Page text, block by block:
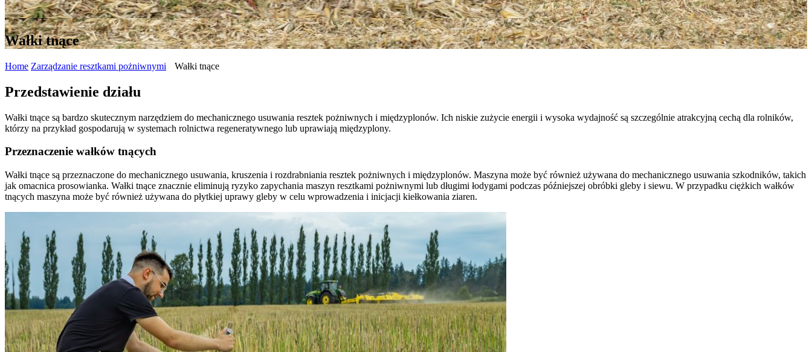
Wałki tnące
Home Zarządzanie resztkami pożniwnymi Wałki tnące
Przedstawienie działu
Wałki tnące są bardzo skutecznym narzędziem do mechanicznego usuwania resztek pożniwnych i międzyplonów. Ich niskie zużycie energii i wysoka wydajność są szczególnie atrakcyjną cechą dla rolników,
którzy na przykład gospodarują w systemach rolnictwa regeneratywnego lub uprawiają międzyplony.
Przeznaczenie wałków tnących
Wałki tnące są przeznaczone do mechanicznego usuwania, kruszenia i rozdrabniania resztek pożniwnych i międzyplonów. Maszyna może być również używana do mechanicznego usuwania szkodników, takich
jak omacnica prosowianka. Wałki tnące znacznie eliminują ryzyko zapychania maszyn resztkami pożniwnymi lub długimi łodygami podczas późniejszej obróbki gleby i siewu. W przypadku ciężkich wałków
tnących maszyna może być również używana do płytkiej uprawy gleby w celu wprowadzenia i inicjacji kiełkowania ziaren.